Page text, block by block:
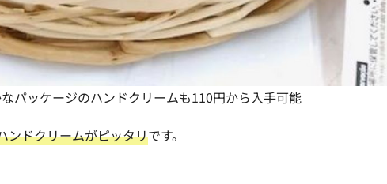
パッケージのハンドクリームも110円から入手可能
ンドクリームがピッタリです。